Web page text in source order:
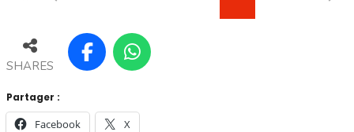
SHARES
Partager :
Facebook X